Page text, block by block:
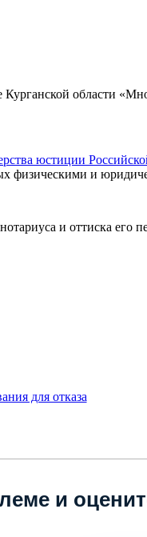
Курганской области
юстиции
физическими и
и оттиска
для отказа
и